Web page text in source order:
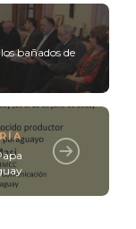
bañados de